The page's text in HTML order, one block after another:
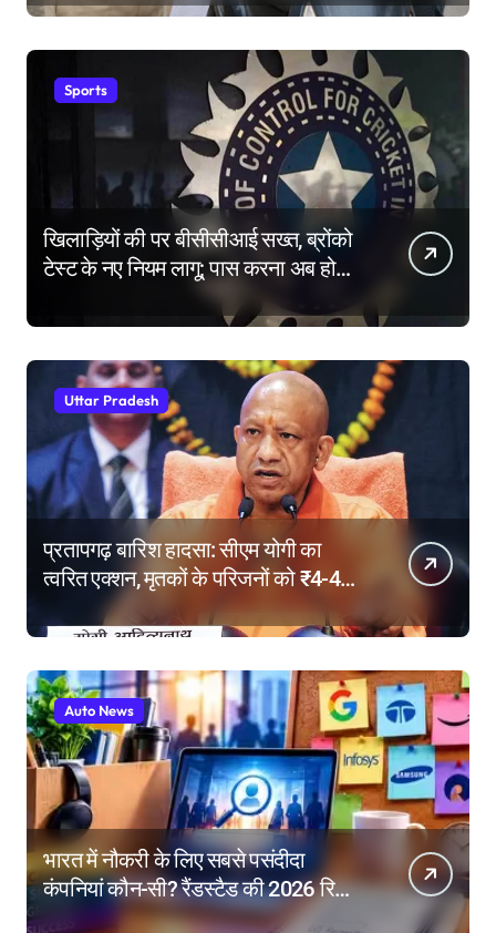
Sports
खिलाड़ियों की पर बीसीसीआई सख्त, ब्रोंको
टेस्ट के नए नियम लागू; पास करना अब होगा
Uttar Pradesh
प्रतापगढ़ बारिश हादसा: सीएम योगी का
त्वरित एक्शन, मृतकों के परिजनों को ₹4-4
लाख की सहायता, घायलों के बेहतर इलाज के
निर्देश
Auto News
भारत में नौकरी के लिए सबसे पसंदीदा
कंपनियां कौन-सी? रैंडस्टैड की 2026 रिपोर्ट
में गूगल नंबर-1